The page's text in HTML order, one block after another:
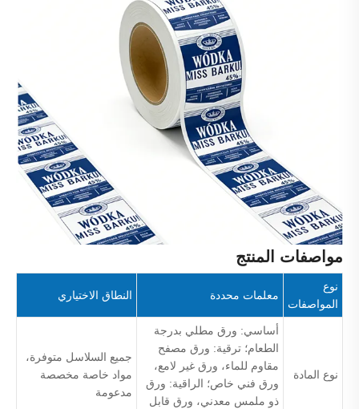
مواصفات المنتج
نوع
المواصفات
معلمات محددة النطاق الاختياري
نوع المادة
أساسي: ورق مطلي بدرجة
الطعام؛ ترقية: ورق مصفح
مقاوم للماء، ورق غير لامع،
ورق فني خاص؛ الراقية: ورق
ذو ملمس معدني، ورق قابل
جميع السلاسل متوفرة،
مواد خاصة مخصصة
مدعومة